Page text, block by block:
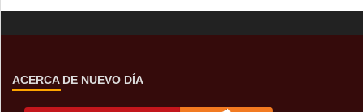
ACERCA DE NUEVO DÍA